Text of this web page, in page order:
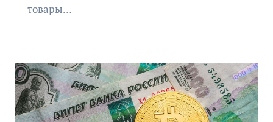
товары…